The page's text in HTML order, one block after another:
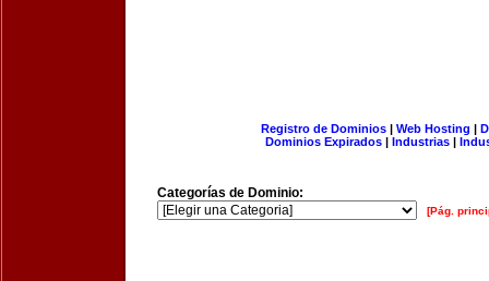
Registro de Dominios| Web Hosting |
Dominios Expirados | Industrias |
Categorías de Dominio:
[Pág.